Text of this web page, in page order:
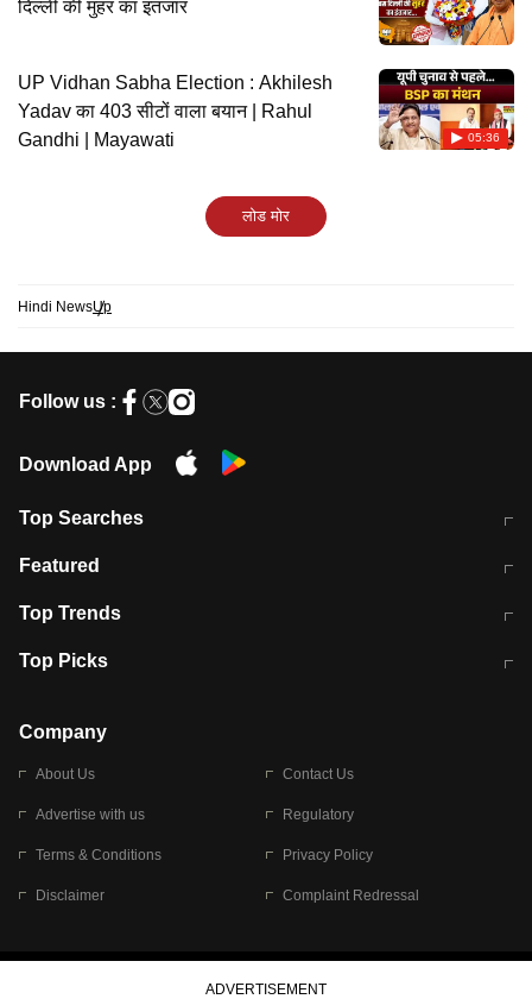
दिल्ली की मुहर का इंतजार
05:36
UP Vidhan Sabha Election : Akhilesh
Yadav का 403 सीटों वाला बयान | Rahul
Gandhi | Mayawati
लोड मोर
Hindi NewsUp
Follow us :
Download App
Top Searches
मुंबई में लगे 'जेन जी' के पोस्टर, लिखा- 'मैं
Featured
10 अगस्त को विधानसभा का घेराव करेंगे
Top Trends
RBI का नया नियम: अब बैंकों को अपनी सभी
Top Picks
बारिश की चेतावनी
Company
About Us Contact Us
Advertise with us Regulatory
Terms & Conditions Privacy Policy
Disclaimer Complaint Redressal